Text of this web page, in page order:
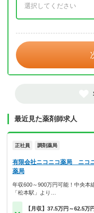
最近見た薬剤師求人
正社員 調剤薬局
有限会社ニコニコ薬局 ニコ
薬局
年収600～900万円可能！中央本
「松本駅」より…
【月収】37.5万円～62.5万